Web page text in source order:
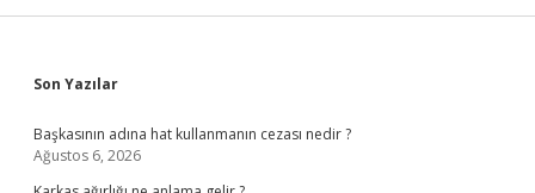
Sidebar
Son Yazılar
Başkasının adına hat kullanmanın cezası nedir ?
Ağustos 6, 2026